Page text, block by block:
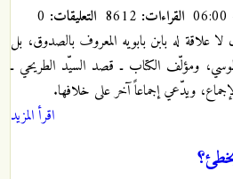
القراءات: التعليقات:
لا علاقة له بابن بابويه المعروف بالصدوق، بل
ومؤلّف الكتاب ـ قصد السيّد الطريحي ـ
ويدّعي إجماعاً آخر على خلافها.
اقرأ المزيد